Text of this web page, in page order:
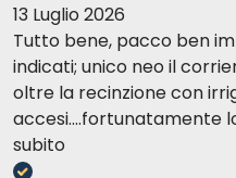
13 Luglio 2026
Tutto bene, pacco ben
indicati; unico neo il
oltre la recinzione con
accesi....fortunatamente
subito